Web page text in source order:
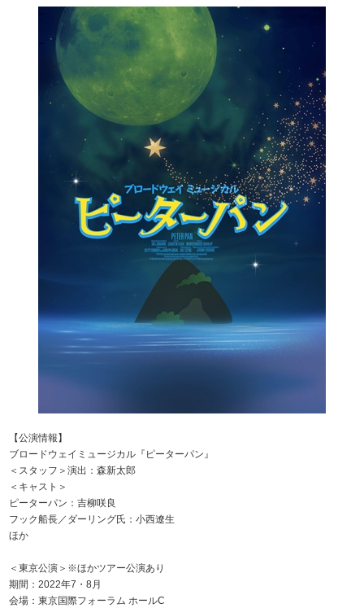
【公演情報】
ブロードウェイミュージカル『ピーターパン』
＜スタッフ＞演出：森新太郎
＜キャスト＞
ピーターパン：吉柳咲良
フック船長／ダーリング氏：小西遼生
ほか
＜東京公演＞※ほかツアー公演あり
期間：2022年7・8月
会場：東京国際フォーラム ホールC